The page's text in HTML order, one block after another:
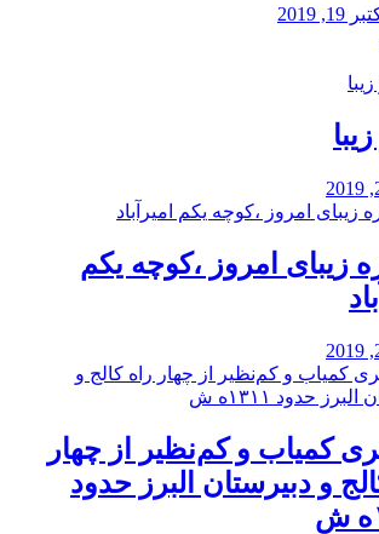
19, 2019
زیبای امروز ،کوچه یکم
کمیاب و کم‌نظیر از چهار
و دبيرستان البرز حدود